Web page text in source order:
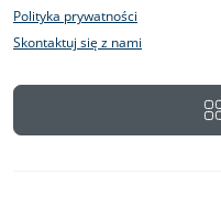
Polityka prywatności
Skontaktuj się z nami